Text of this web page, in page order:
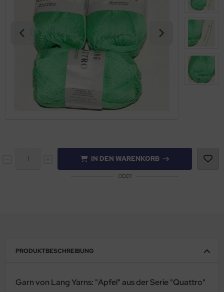
IN DEN WARENKORB
ODER
PRODUKTBESCHREIBUNG
Garn von Lang Yarns: "Apfel" aus der Serie "Quattro"